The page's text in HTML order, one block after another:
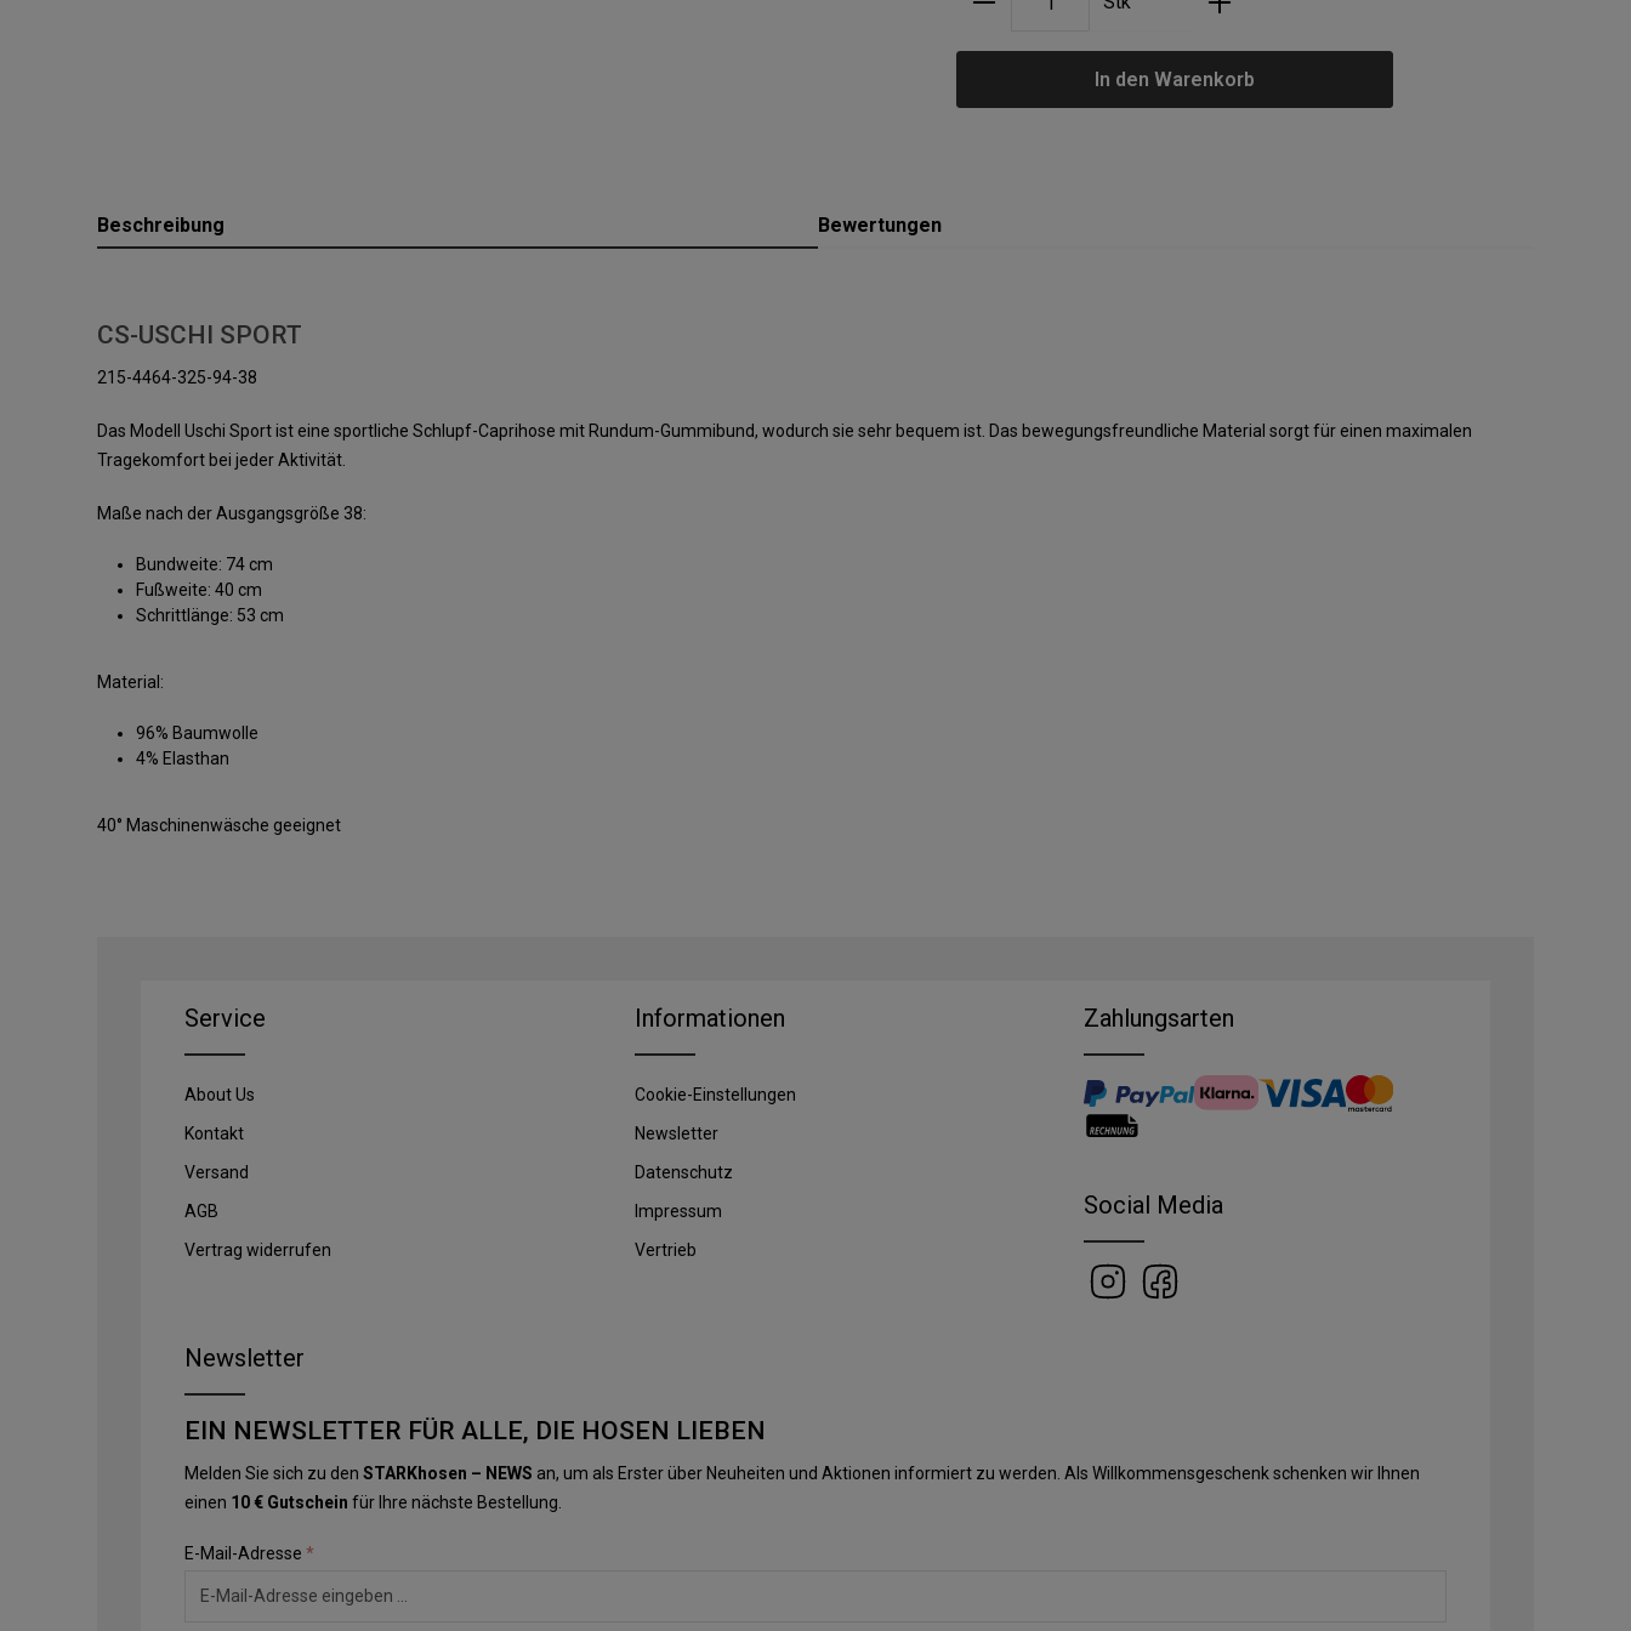
In den Warenkorb
Beschreibung Bewertungen
CS-USCHI SPORT
215-4464-325-94-38
Das Modell Uschi Sport ist eine sportliche Schlupf-Caprihose mit Rundum-Gummibund, wodurch sie sehr bequem ist. Das bewegungsfreundliche Material sorgt für einen maximalen
Tragekomfort bei jeder Aktivität.
Maße nach der Ausgangsgröße 38:
Bundweite: 74 cm
Fußweite: 40 cm
Schrittlänge: 53 cm
Material:
96% Baumwolle
4% Elasthan
40° Maschinenwäsche geeignet
Service
About Us
Kontakt
Versand
AGB
Vertrag widerrufen
Informationen
Cookie-Einstellungen
Newsletter
Datenschutz
Impressum
Vertrieb
Zahlungsarten
Social Media
Newsletter
EIN NEWSLETTER FÜR ALLE, DIE HOSEN LIEBEN
Melden Sie sich zu den STARKhosen – NEWS an, um als Erster über Neuheiten und Aktionen informiert zu werden. Als Willkommensgeschenk schenken wir Ihnen
einen 10 € Gutschein für Ihre nächste Bestellung.
E-Mail-Adresse *